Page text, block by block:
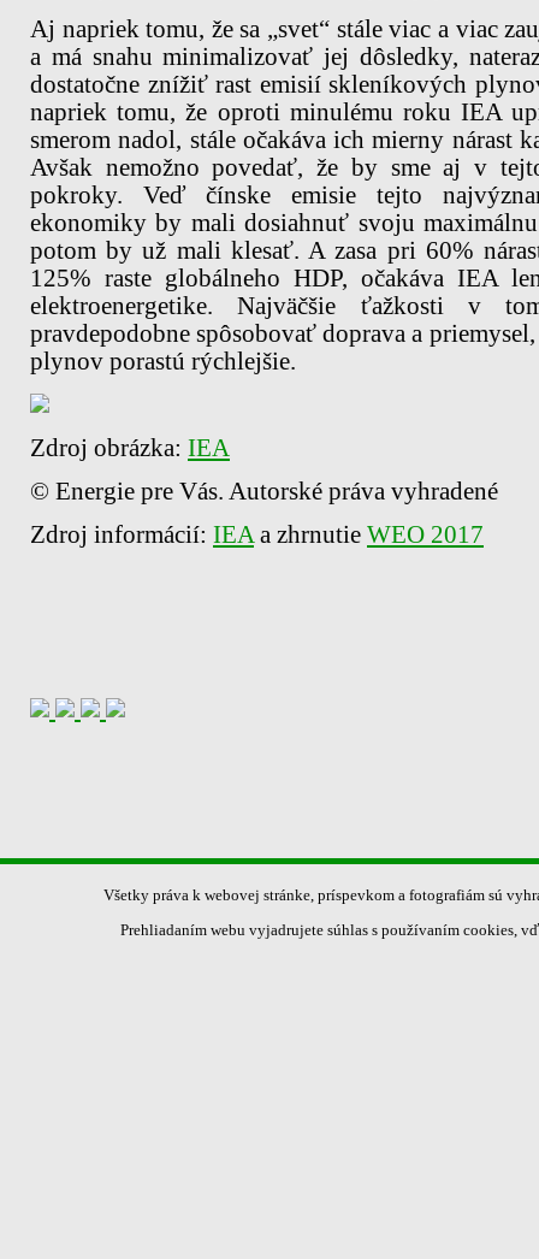
Aj napriek tomu, že sa „svet“ stále viac a viac
a má snahu minimalizovať jej dôsledky,
dostatočne znížiť rast emisií skleníkových
napriek tomu, že oproti minulému roku IEA
smerom nadol, stále očakáva ich mierny nárast
Avšak nemožno povedať, že by sme aj v
pokroky. Veď čínske emisie tejto
ekonomiky by mali dosiahnuť svoju
potom by už mali klesať. A zasa pri 60%
125% raste globálneho HDP, očakáva IEA
elektroenergetike. Najväčšie ťažkosti v
pravdepodobne spôsobovať doprava a
plynov porastú rýchlejšie.
Zdroj obrázka: IEA
© Energie pre Vás. Autorské práva vyhradené
Zdroj informácií: IEA a zhrnutie WEO 2017
Všetky práva k webovej stránke, príspevkom a fotografiám sú
Prehliadaním webu vyjadrujete súhlas s používaním cookies,